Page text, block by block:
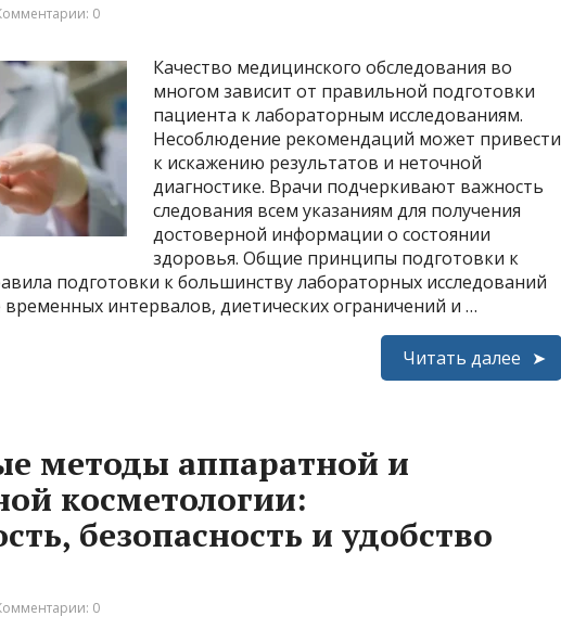
0
Качество медицинского обследования во
многом зависит от правильной подготовки
пациента к лабораторным исследованиям.
Несоблюдение рекомендаций может привести
к искажению результатов и неточной
диагностике. Врачи подчеркивают важность
следования всем указаниям для получения
достоверной информации о состоянии
здоровья. Общие принципы подготовки к
подготовки к большинству лабораторных исследований
интервалов, диетических ограничений и …
Читать далее
методы аппаратной и
косметологии:
безопасность и удобство
0